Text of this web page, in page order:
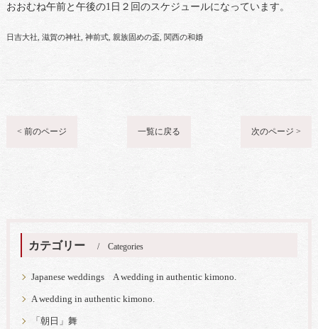
おおむね午前と午後の1日２回のスケジュールになっています。
日吉大社 滋賀の神社 神前式 親族固めの盃 関西の和婚
< 前のページ 一覧に戻る 次のページ >
カテゴリー Categories
Japanese weddings A wedding in authentic kimono.
A wedding in authentic kimono.
「朝日」舞